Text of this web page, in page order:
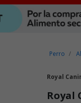
Perro
Royal
Royal